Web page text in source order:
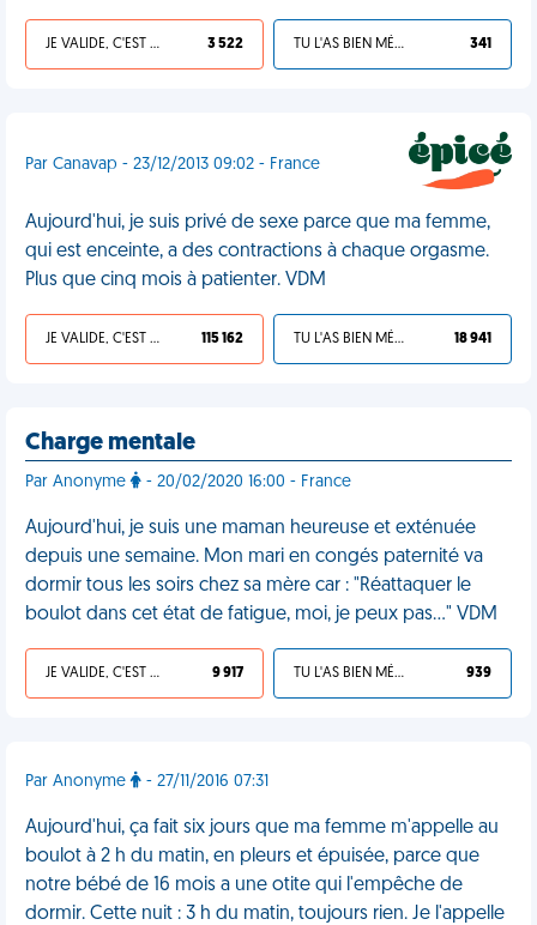
JE VALIDE, C'EST UNE VDM 3 522 TU L'AS BIEN MÉRITÉ 341
Par Canavap - 23/12/2013 09:02 - France
Aujourd'hui, je suis privé de sexe parce que ma femme,
qui est enceinte, a des contractions à chaque orgasme.
Plus que cinq mois à patienter. VDM
JE VALIDE, C'EST UNE VDM 115 162 TU L'AS BIEN MÉRITÉ 18 941
Charge mentale
Par Anonyme - 20/02/2020 16:00 - France
Aujourd'hui, je suis une maman heureuse et exténuée
depuis une semaine. Mon mari en congés paternité va
dormir tous les soirs chez sa mère car : "Réattaquer le
boulot dans cet état de fatigue, moi, je peux pas…" VDM
JE VALIDE, C'EST UNE VDM 9 917 TU L'AS BIEN MÉRITÉ 939
Par Anonyme - 27/11/2016 07:31
Aujourd'hui, ça fait six jours que ma femme m'appelle au
boulot à 2 h du matin, en pleurs et épuisée, parce que
notre bébé de 16 mois a une otite qui l'empêche de
dormir. Cette nuit : 3 h du matin, toujours rien. Je l'appelle